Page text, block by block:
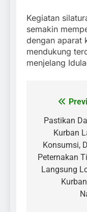
Kegiatan
semakin
dengan aparat
mendukung
menjelang
Post
Pastikan
Kurban
Konsumsi,
Peternakan
Langsung